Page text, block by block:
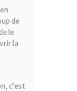
de
le
la
c’est